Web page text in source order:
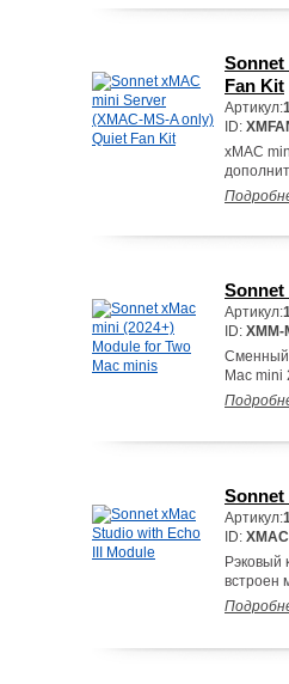
Sonnet
Fan Kit
Артикул:
ID:
xMAC
Sonnet
Артикул:
ID: XMM-
Сменный
Mac mini
Sonnet
Артикул:
ID:
Рэковый
встроен